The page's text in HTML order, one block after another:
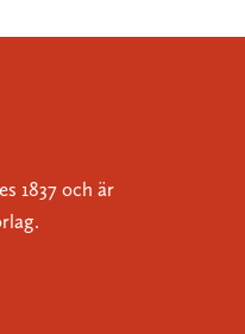
1837 och är